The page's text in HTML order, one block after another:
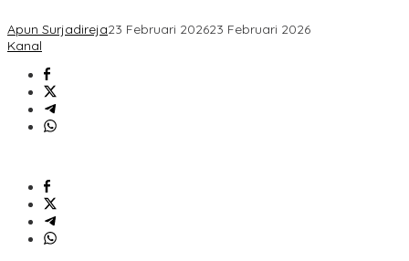
Apun Surjadireja23 Februari 202623 Februari 2026
Kanal